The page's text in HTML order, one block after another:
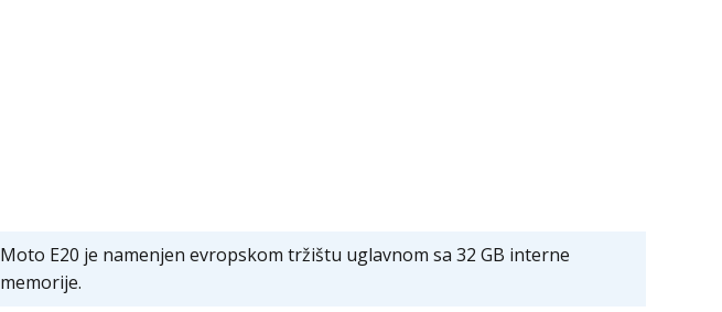
Moto E20 je namenjen evropskom tržištu uglavnom sa 32 GB interne
memorije.